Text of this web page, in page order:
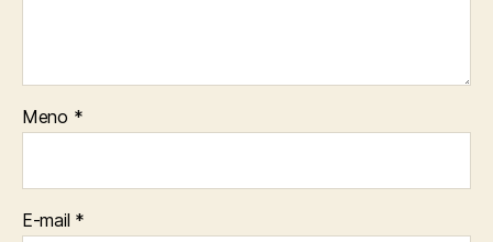
Meno *
E-mail *